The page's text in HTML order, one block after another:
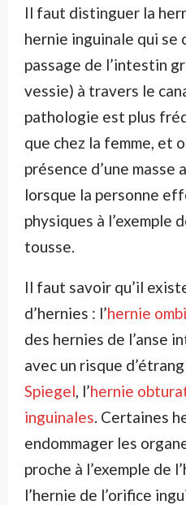
Il faut distinguer la
hernie inguinale qui se
passage de l’intestin
vessie) à travers le
pathologie est plus
que chez la femme, et
présence d’une masse
lorsque la personne
physiques à l’exemple
tousse.
Il faut savoir qu’il
d’hernies : l’hernie
des hernies de l’anse
avec un risque
Spiegel , l’hernie
inguinales . Certaines
endommager les
proche à l’exemple de
l’hernie de l’orifice